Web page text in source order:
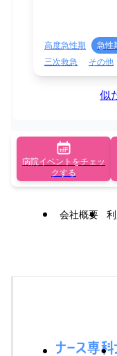
高度急性期 急性
三次救急
その他
似
病院イベントをチェッ
クする
会社概要